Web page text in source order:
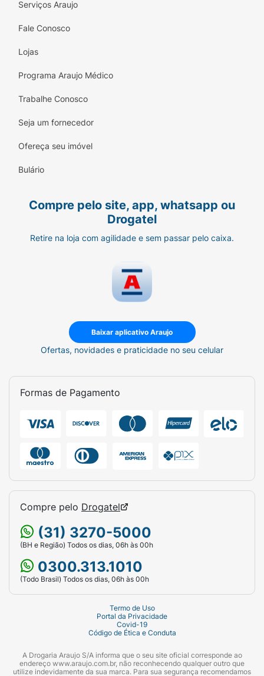
o produto.
Serviços Araujo
Fale Conosco
Lojas
Programa Araujo Médico
Trabalhe Conosco
Seja um fornecedor
Ofereça seu imóvel
Bulário
Compre pelo site, app, whatsapp ou
Drogatel
Retire na loja com agilidade e sem passar pelo caixa.
Baixar aplicativo Araujo
Ofertas, novidades e praticidade no seu celular
Formas de Pagamento
Compre pelo Drogatel
(31) 3270-5000
(BH e Região) Todos os dias, 06h às 00h
0300.313.1010
(Todo Brasil) Todos os dias, 06h às 00h
Termo de Uso
Portal da Privacidade
Covid-19
Código de Ética e Conduta
A Drogaria Araujo S/A informa que o seu site oficial corresponde ao
endereço www.araujo.com.br, não reconhecendo qualquer outro que
utilize indevidamente da sua marca. Para sua segurança recomendamos